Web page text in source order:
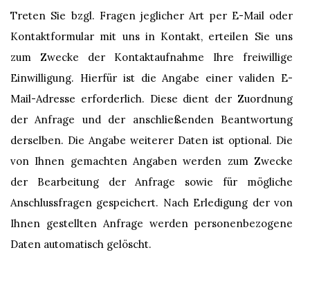
Treten Sie bzgl. Fragen jeglicher Art per E-Mail oder
Kontaktformular mit uns in Kontakt, erteilen Sie uns
zum Zwecke der Kontaktaufnahme Ihre freiwillige
Einwilligung. Hierfür ist die Angabe einer validen E-
Mail-Adresse erforderlich. Diese dient der Zuordnung
der Anfrage und der anschließenden Beantwortung
derselben. Die Angabe weiterer Daten ist optional. Die
von Ihnen gemachten Angaben werden zum Zwecke
der Bearbeitung der Anfrage sowie für mögliche
Anschlussfragen gespeichert. Nach Erledigung der von
Ihnen gestellten Anfrage werden personenbezogene
Daten automatisch gelöscht.